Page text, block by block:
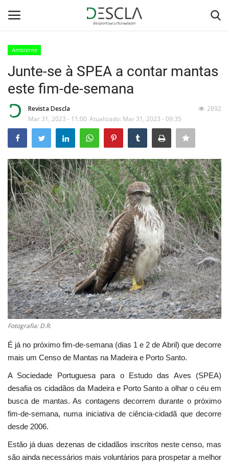
Home
...by Descla
Desporto
Contactos
Sobre Nós
Educação
Estatuto Editorial
Saúde
Ficha técnica
Cultura
Lazer
Ambiente
Ambiente
Junte-se à SPEA a contar mantas
este fim-de-semana
Revista Descla
Mar 31, 2023 - 11:00 Atualizado: Mar 31, 2023 - 09:35
2892
Fotografia: D.R.
É já no próximo fim-de-semana (dias 1 e 2 de Abril) que decorre
mais um Censo de Mantas na Madeira e Porto Santo.
A Sociedade Portuguesa para o Estudo das Aves (SPEA)
desafia os cidadãos da Madeira e Porto Santo a olhar o céu em
busca de mantas. As contagens decorrem durante o próximo
fim-de-semana, numa iniciativa de ciência-cidadã que decorre
desde 2006.
Estão já duas dezenas de cidadãos inscritos neste censo, mas
são ainda necessários mais voluntários para prospetar a melhor